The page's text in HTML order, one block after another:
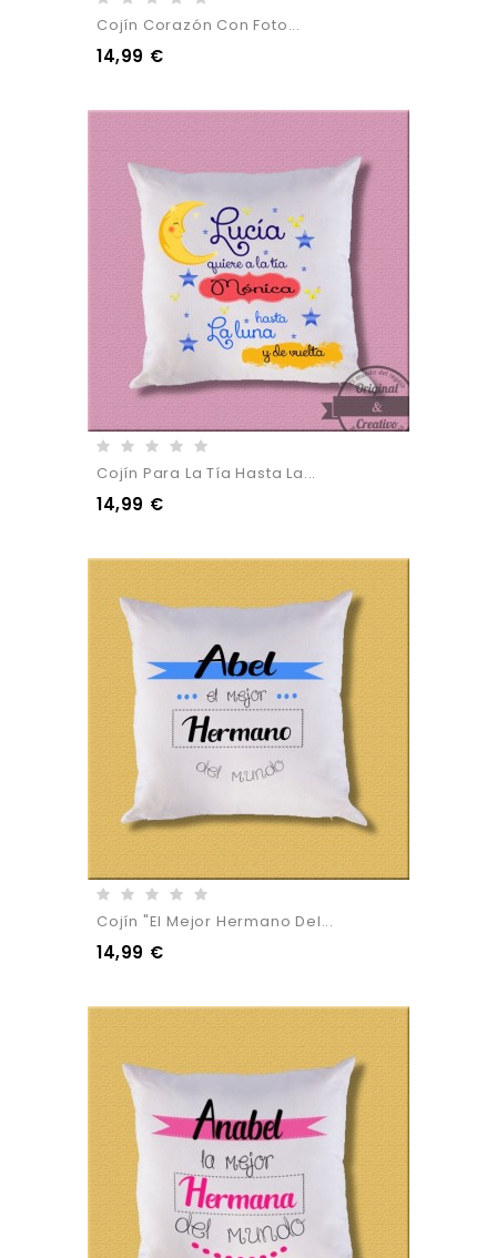
Cojín Corazón Con Foto...
14,99 €
Cojín Para La Tía Hasta La...
14,99 €
Cojín "El Mejor Hermano Del...
14,99 €